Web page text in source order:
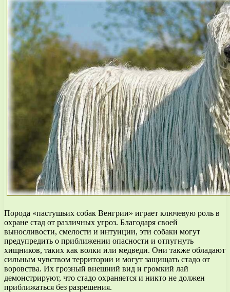
Порода «пастушьих собак Венгрии» играет ключевую роль в
охране стад от различных угроз. Благодаря своей
выносливости, смелости и интуиции, эти собаки могут
предупредить о приближении опасности и отпугнуть
хищников, таких как волки или медведи. Они также обладают
сильным чувством территории и могут защищать стадо от
воровства. Их грозный внешний вид и громкий лай
демонстрируют, что стадо охраняется и никто не должен
приближаться без разрешения.